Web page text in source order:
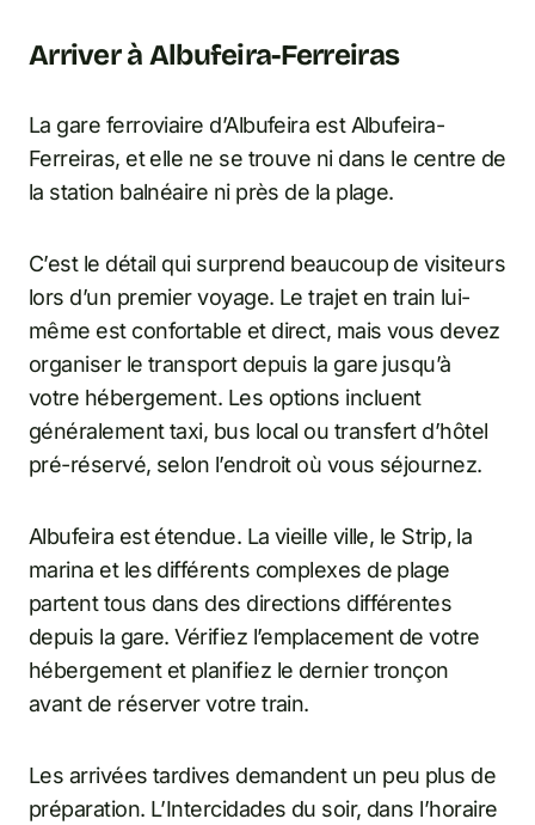
Arriver à Albufeira-Ferreiras
La gare ferroviaire d’Albufeira est Albufeira-
Ferreiras, et elle ne se trouve ni dans le centre de
la station balnéaire ni près de la plage.
C’est le détail qui surprend beaucoup de visiteurs
lors d’un premier voyage. Le trajet en train lui-
même est confortable et direct, mais vous devez
organiser le transport depuis la gare jusqu’à
votre hébergement. Les options incluent
généralement taxi, bus local ou transfert d’hôtel
pré-réservé, selon l’endroit où vous séjournez.
Albufeira est étendue. La vieille ville, le Strip, la
marina et les différents complexes de plage
partent tous dans des directions différentes
depuis la gare. Vérifiez l’emplacement de votre
hébergement et planifiez le dernier tronçon
avant de réserver votre train.
Les arrivées tardives demandent un peu plus de
préparation. L’Intercidades du soir, dans l’horaire